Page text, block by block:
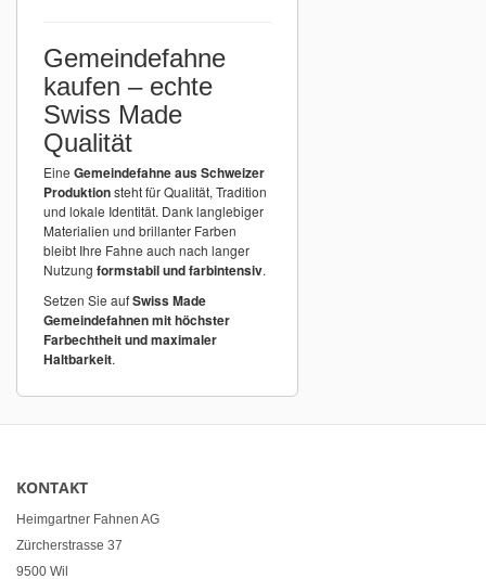
Gemeindefahne
kaufen – echte
Swiss Made
Qualität
Eine Gemeindefahne aus Schweizer
Produktionsteht für Qualität, Tradition
und lokale Identität. Dank langlebiger
Materialien und brillanter Farben
bleibt Ihre Fahne auch nach langer
Nutzung formstabil und farbintensiv.
Setzen Sie aufSwiss Made
Gemeindefahnen mit höchster
Farbechtheit und maximaler
Haltbarkeit.
KONTAKT
Heimgartner Fahnen AG
Zürcherstrasse 37
9500 Wil